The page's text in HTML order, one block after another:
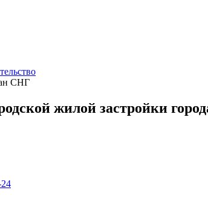
СНГ
жилой застройки